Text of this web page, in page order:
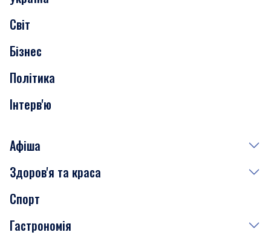
Скандали
Нерухомість
Транспорт
Світ
Бізнес
Політика
Інтерв'ю
Афіша
Сьогодні
Завтра
Субота
Здоров'я та краса
Медицина
Краса
Спорт
Гастрономія